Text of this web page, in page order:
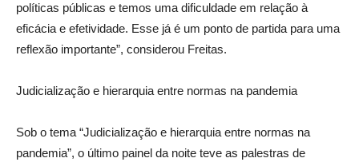
políticas públicas e temos uma dificuldade em relação à
eficácia e efetividade. Esse já é um ponto de partida para uma
reflexão importante”, considerou Freitas.
Judicialização e hierarquia entre normas na pandemia
Sob o tema “Judicialização e hierarquia entre normas na
pandemia”, o último painel da noite teve as palestras de